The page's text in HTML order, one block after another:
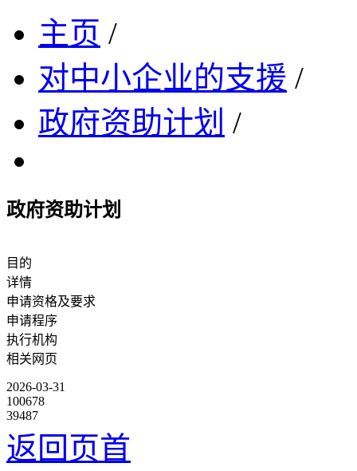
主页 /
对中小企业的支援 /
政府资助计划 /
政府资助计划
目的
详情
申请资格及要求
申请程序
执行机构
相关网页
2026-03-31
100678
39487
返回页首